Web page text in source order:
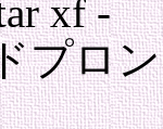
xf -
プロ